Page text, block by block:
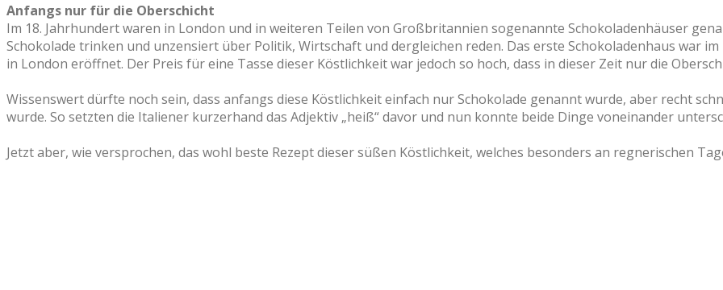
Anfangs nur für die Oberschicht
Im 18. Jahrhundert waren in London und in weiteren Teilen von Großbritannien sogenannte Schokoladenhäuser
Schokolade trinken und unzensiert über Politik, Wirtschaft und dergleichen reden. Das erste Schokoladenhaus war
in London eröffnet. Der Preis für eine Tasse dieser Köstlichkeit war jedoch so hoch, dass in dieser Zeit nur die
Wissenswert dürfte noch sein, dass anfangs diese Köstlichkeit einfach nur Schokolade genannt wurde, aber recht
wurde. So setzten die Italiener kurzerhand das Adjektiv „heiß“ davor und nun konnte beide Dinge voneinander
Jetzt aber, wie versprochen, das wohl beste Rezept dieser süßen Köstlichkeit, welches besonders an regnerischen